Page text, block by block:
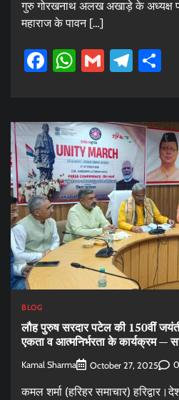
गुरु गोरखनाथ अलख अखाड़े के अध्यक्ष
महाराज के पावन […]
Facebook
WhatsApp
Gmail
BLOG
लौह पुरुष सरदार पटेल की 150वीं
एकता व आत्मनिर्भरता के कार्यक्रम —
Kamal Sharma October 27, 2025 0
कमल शर्मा (हरिहर समाचार)